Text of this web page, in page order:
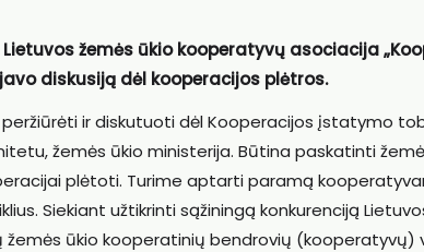
Lietuvos žemės ūkio kooperatyvų asociacija
diskusiją dėl kooperacijos plėtros.
ir diskutuoti dėl Kooperacijos įstatymo
žemės ūkio ministerija. Būtina paskatinti
plėtoti. Turime aptarti paramą
Siekiant užtikrinti sąžiningą konkurenciją
žemės ūkio kooperatinių bendrovių